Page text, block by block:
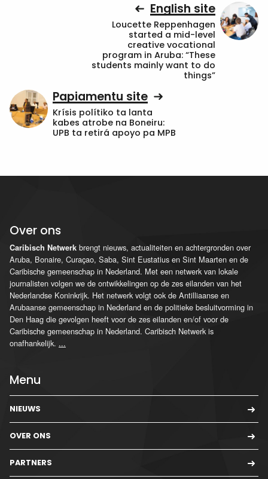
English site
Loucette Reppenhagen
started a mid-level
creative vocational
program in Aruba: “These
students mainly want to do
things”
Papiamentu site
Krísis polítiko ta lanta
kabes atrobe na Boneiru:
UPB ta retirá apoyo pa MPB
Over ons
Caribisch Netwerk brengt nieuws, actualiteiten en achtergronden over
Aruba, Bonaire, Curaçao, Saba, Sint Eustatius en Sint Maarten en de
Caribische gemeenschap in Nederland. Met een netwerk van lokale
journalisten volgen we de ontwikkelingen op de zes eilanden van het
Nederlandse Koninkrijk. Het netwerk volgt ook de Antilliaanse en
Arubaanse gemeenschap in Nederland en de politieke besluitvorming in
Den Haag die gevolgen heeft voor de zes eilanden en/of voor de
Caribische gemeenschap in Nederland. Caribisch Netwerk is
onafhankelijk. ...
Menu
NIEUWS
OVER ONS
PARTNERS